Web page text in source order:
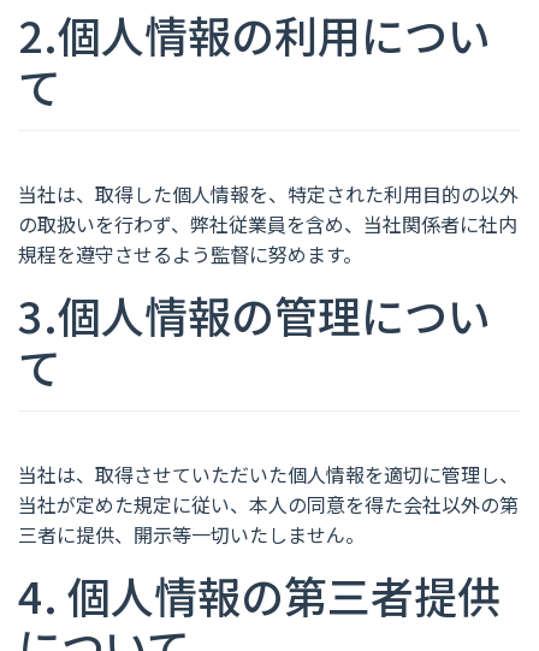
2.個人情報の利用につい
て
当社は、取得した個人情報を、特定された利用目的の以外
の取扱いを行わず、弊社従業員を含め、当社関係者に社内
規程を遵守させるよう監督に努めます。
3.個人情報の管理につい
て
当社は、取得させていただいた個人情報を適切に管理し、
当社が定めた規定に従い、本人の同意を得た会社以外の第
三者に提供、開示等一切いたしません。
4. 個人情報の第三者提供